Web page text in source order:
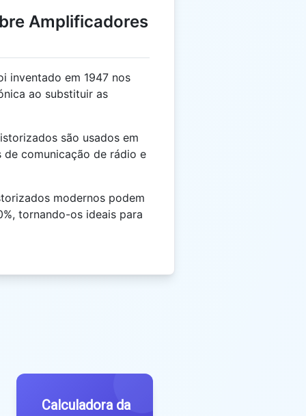
Amplificadores
inventado em 1947 nos
ao substituir as
são usados em
de comunicação de rádio e
modernos podem
tornando-os ideais para
Calculadora da